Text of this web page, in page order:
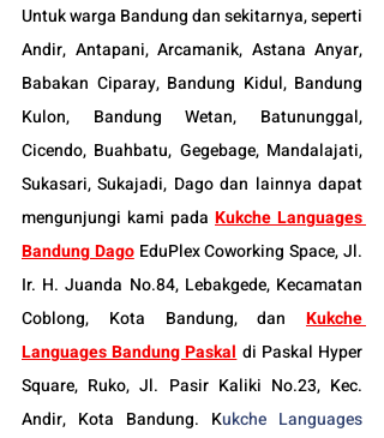
Untuk warga Bandung dan sekitarnya, seperti
Andir, Antapani, Arcamanik, Astana Anyar,
Babakan Ciparay, Bandung Kidul, Bandung
Kulon, Bandung Wetan, Batununggal,
Cicendo, Buahbatu, Gegebage, Mandalajati,
Sukasari, Sukajadi, Dago dan lainnya dapat
mengunjungi kami pada Kukche Languages
Bandung Dago EduPlex Coworking Space, Jl.
Ir. H. Juanda No.84, Lebakgede, Kecamatan
Coblong, Kota Bandung, dan Kukche
Languages Bandung Paskal di Paskal Hyper
Square, Ruko, Jl. Pasir Kaliki No.23, Kec.
Andir, Kota Bandung. Kukche Languages